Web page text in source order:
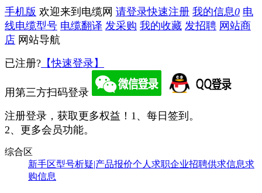
手机版 欢迎来到电缆网 请登录快速注册 我的信息0 电
线电缆型号 电缆翻译 发采购 我的收藏 发招聘 网站商
店 网站导航
已注册? 【快速登录】
用第三方扫码登录
注册登录，获取更多权益！ 1、每日签到。
2、更多会员功能。
综合区
新手区型号析疑|产品报价个人求职企业招聘供求信息求
购信息